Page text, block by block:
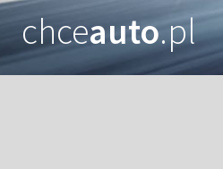
chceauto.pl